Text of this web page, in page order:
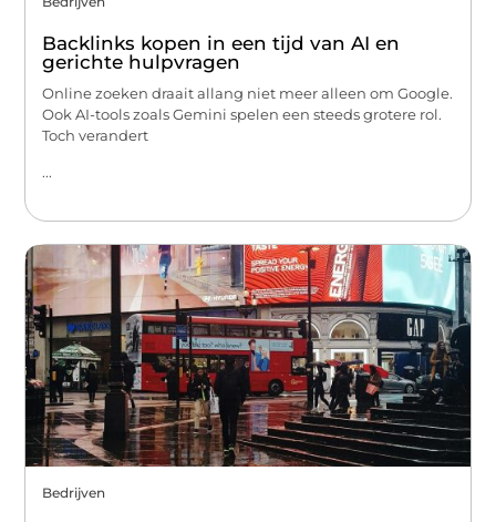
Backlinks kopen in een tijd van AI en
gerichte hulpvragen
Online zoeken draait allang niet meer alleen om Google.
Ook AI-tools zoals Gemini spelen een steeds grotere rol.
Toch verandert
...
Bedrijven